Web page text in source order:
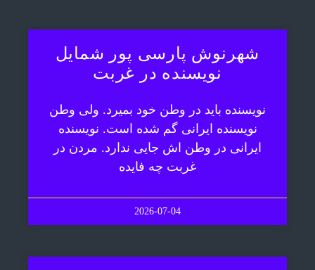
شهرنوش پارسی پور شمایل
نویسنده در غربت
نویسنده باید در وطن خود بمیرد. ولی وطن
نویسنده ایرانی گم شده است. نویسنده
ایرانی در وطن اش جایی ندارد. مردن در
غربت چه فایده
2026-07-04